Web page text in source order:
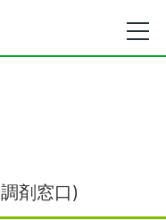
剤窓口)